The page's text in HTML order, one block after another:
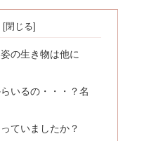
の生き物は他に
いるの・・・？名
ていましたか？